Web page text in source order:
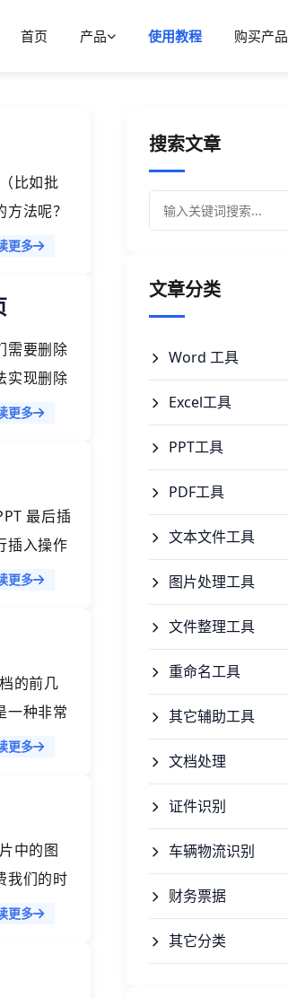
首页 产品 使用教程 购买产品
比如批
法呢？
更多
需要删除
实现删除
更多
最后插
插入操作
批量处
更多
的前几
一种非常
更多
中的图
我们的时
更多
搜索文章
文章分类
Word 工具
Excel工具
PPT工具
PDF工具
文本文件工具
图片处理工具
文件整理工具
重命名工具
其它辅助工具
文档处理
证件识别
车辆物流识别
财务票据
其它分类